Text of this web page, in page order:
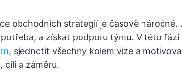
obchodních strategií je časově náročné.
a získat podporu týmu. V této fázi
, sjednotit všechny kolem vize a
cíli a záměru.